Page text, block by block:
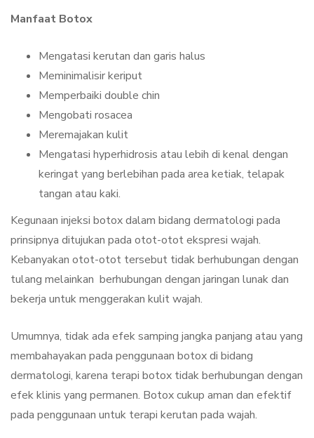
Manfaat Botox
Mengatasi kerutan dan garis halus
Meminimalisir keriput
Memperbaiki double chin
Mengobati rosacea
Meremajakan kulit
Mengatasi hyperhidrosis atau lebih di kenal dengan
keringat yang berlebihan pada area ketiak, telapak
tangan atau kaki.
Kegunaan injeksi botox dalam bidang dermatologi pada
prinsipnya ditujukan pada otot-otot ekspresi wajah.
Kebanyakan otot-otot tersebut tidak berhubungan dengan
tulang melainkan berhubungan dengan jaringan lunak dan
bekerja untuk menggerakan kulit wajah.
Umumnya, tidak ada efek samping jangka panjang atau yang
membahayakan pada penggunaan botox di bidang
dermatologi, karena terapi botox tidak berhubungan dengan
efek klinis yang permanen. Botox cukup aman dan efektif
pada penggunaan untuk terapi kerutan pada wajah.